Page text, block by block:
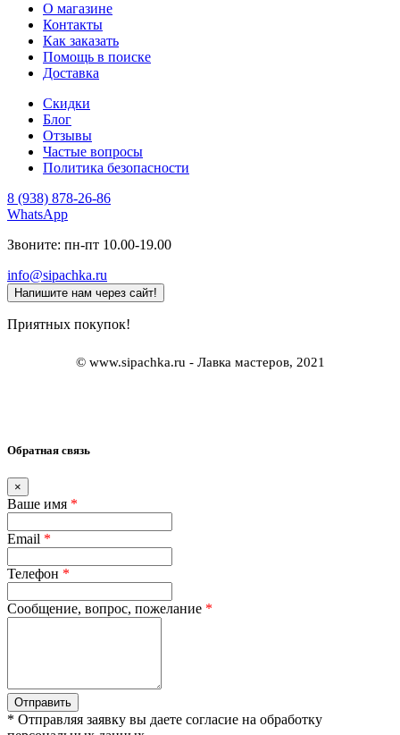
О магазине
Контакты
Как заказать
Помощь в поиске
Доставка
Скидки
Блог
Отзывы
Частые вопросы
Политика безопасности
8 (938) 878-26-86
WhatsApp
Звоните: пн-пт 10.00-19.00
info@sipachka.ru
Напишите нам через сайт!
Приятных покупок!
© www.sipachka.ru - Лавка мастеров, 2021
Обратная связь
×
Ваше имя *
Email *
Телефон *
Сообщение, вопрос, пожелание *
Отправить
* Отправляя заявку вы даете согласие на обработку